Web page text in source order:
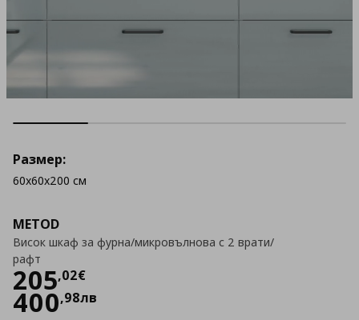
METOD
Висок шкаф за фурна/микровълнова с 2 врати/
рафт
205,02€
Цена205,02 €
400,98лв
Размер:
60x60x200 см